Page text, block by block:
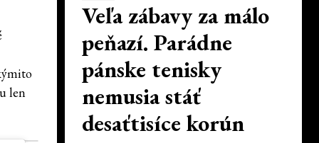
len
Veľa zábavy za málo
peňazí. Parádne
pánske tenisky
nemusia stáť
desaťtisíce korún